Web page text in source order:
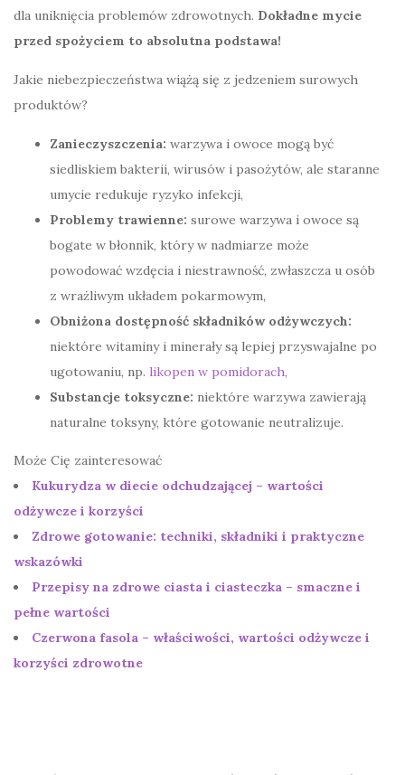
dla uniknięcia problemów zdrowotnych. Dokładne mycie
przed spożyciem to absolutna podstawa!
Jakie niebezpieczeństwa wiążą się z jedzeniem surowych
produktów?
Zanieczyszczenia: warzywa i owoce mogą być
siedliskiem bakterii, wirusów i pasożytów, ale staranne
umycie redukuje ryzyko infekcji,
Problemy trawienne: surowe warzywa i owoce są
bogate w błonnik, który w nadmiarze może
powodować wzdęcia i niestrawność, zwłaszcza u osób
z wrażliwym układem pokarmowym,
Obniżona dostępność składników odżywczych:
niektóre witaminy i minerały są lepiej przyswajalne po
ugotowaniu, np. likopen w pomidorach,
Substancje toksyczne: niektóre warzywa zawierają
naturalne toksyny, które gotowanie neutralizuje.
Może Cię zainteresować
Kukurydza w diecie odchudzającej – wartości
odżywcze i korzyści
Zdrowe gotowanie: techniki, składniki i praktyczne
wskazówki
Przepisy na zdrowe ciasta i ciasteczka – smaczne i
pełne wartości
Czerwona fasola – właściwości, wartości odżywcze i
korzyści zdrowotne